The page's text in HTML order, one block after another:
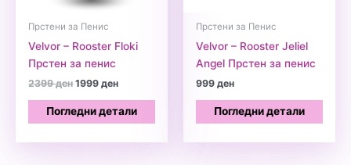
Прстени за Пенис
Velvor – Rooster Floki
Прстен за пенис
2399денOriginal
was:
2399 ден.
1999денCurrent
is:
Погледни детали
Прстени за Пенис
Velvor – Rooster Jeliel
Angel Прстен за пенис
999ден
Погледни детали